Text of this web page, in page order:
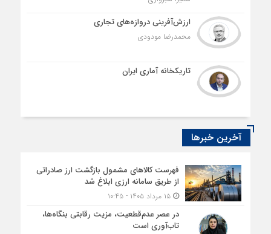
ارزش‌آفرینی دروازه‌های تجاری
محمدرضا مودودی
تاریکخانه آماری ایران
آخرین خبرها
فهرست کالاهای مشمول بازگشت ارز صادراتی
از طریق سامانه ارزی ابلاغ شد
۱۵ مرداد ۱۴۰۵ - ۱۰:۴۵
در عصر عدم‌قطعیت، مزیت رقابتی بنگاه‌ها،
تاب‌آوری است